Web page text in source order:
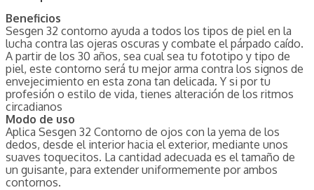
Beneficios
Sesgen 32 contorno ayuda a todos los tipos de piel en la
lucha contra las ojeras oscuras y combate el párpado caído.
A partir de los 30 años, sea cual sea tu fototipo y tipo de
piel, este contorno será tu mejor arma contra los signos de
envejecimiento en esta zona tan delicada. Y si por tu
profesión o estilo de vida, tienes alteración de los ritmos
circadianos
Modo de uso
Aplica Sesgen 32 Contorno de ojos con la yema de los
dedos, desde el interior hacia el exterior, mediante unos
suaves toquecitos. La cantidad adecuada es el tamaño de
un guisante, para extender uniformemente por ambos
contornos.